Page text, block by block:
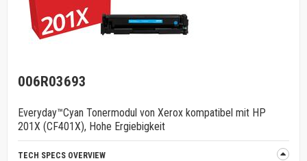
006R03693
Everyday™Cyan Tonermodul von Xerox kompatibel mit HP
201X (CF401X), Hohe Ergiebigkeit
TECH SPECS OVERVIEW